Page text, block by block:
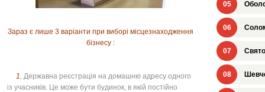
Зараз є лише 3 варіанти при виборі місцезнаходження
бізнесу :
1. Державна реєстрація на домашню адресу одного
із учасників. Це може бути будинок, в якій постійно
05
06
07
08